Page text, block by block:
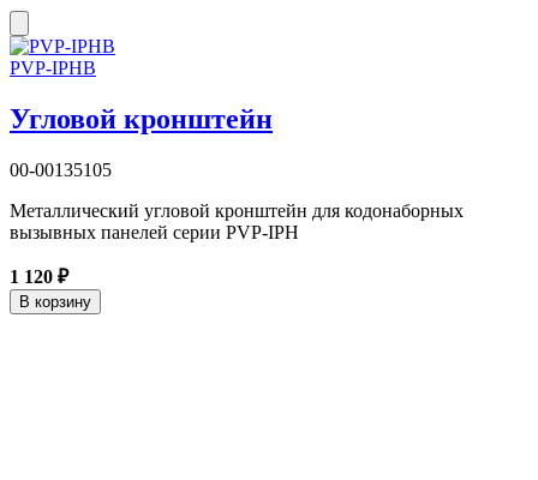
PVP-IPHB
Угловой кронштейн
00-00135105
Металлический угловой кронштейн для кодонаборных
вызывных панелей серии PVP-IPH
1 120 ₽
В корзину